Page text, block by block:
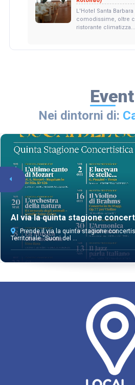
L'Hotel Santa
comodissime, oltre
ristorante climatizza...
Nei dintorni di:
Al via la quinta stagione
Prende il via la quinta stagione
Territoriale “Suoni del ...